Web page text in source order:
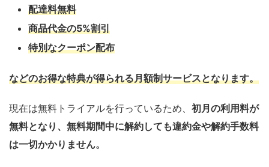
配達料無料
商品代金の5%割引
特別なクーポン配布
などのお得な特典が得られる月額制サービスとなります。
現在は無料トライアルを行っているため、 初月の利用料が
無料となり、無料期間中に解約しても違約金や解約手数料
は一切かかりません。